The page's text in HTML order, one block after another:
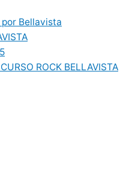
Bellavista
ROCK BELLAVISTA